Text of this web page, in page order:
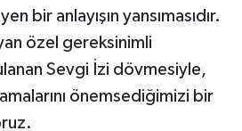
bir anlayışın yansımasıdır.
özel gereksinimli
Sevgi İzi dövmesiyle,
önemsediğimizi bir